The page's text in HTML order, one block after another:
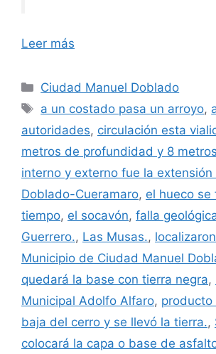
Leer más
Categorías
Ciudad Manuel Doblado
Etiquetas
a un costado pasa un arroyo,
autoridades, circulación esta
metros de profundidad y 8
interno y externo fue la extensión
Doblado-Cueramaro, el hueco se
tiempo, el socavón, falla
Guerrero., Las Musas.,
Municipio de Ciudad Manuel
quedará la base con tierra negra,
Municipal Adolfo Alfaro, producto
baja del cerro y se llevó la tierra.,
colocará la capa o base de